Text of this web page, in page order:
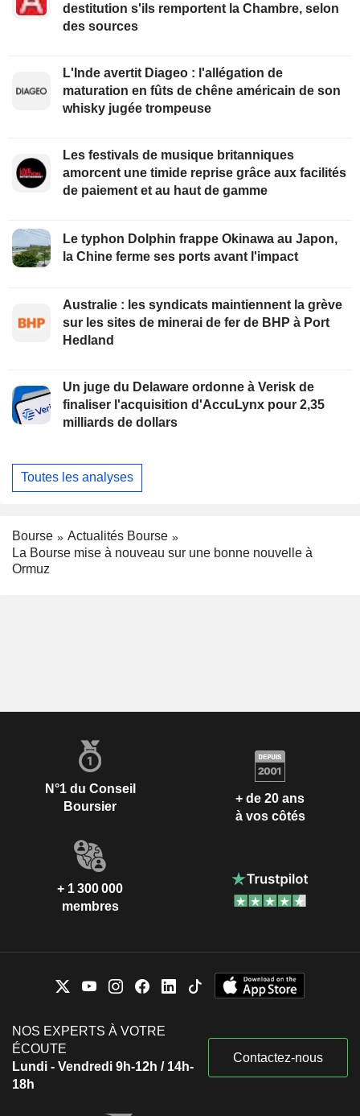
destitution s'ils remportent la Chambre, selon
des sources
L'Inde avertit Diageo : l'allégation de
maturation en fûts de chêne américain de son
whisky jugée trompeuse
Les festivals de musique britanniques
amorcent une timide reprise grâce aux facilités
de paiement et au haut de gamme
Le typhon Dolphin frappe Okinawa au Japon,
la Chine ferme ses ports avant l'impact
Australie : les syndicats maintiennent la grève
sur les sites de minerai de fer de BHP à Port
Hedland
Un juge du Delaware ordonne à Verisk de
finaliser l'acquisition d'AccuLynx pour 2,35
milliards de dollars
Toutes les analyses
Bourse
Actualités Bourse
La Bourse mise à nouveau sur une bonne nouvelle à
Ormuz
N°1 du Conseil
Boursier
+ de 20 ans
à vos côtés
+ 1 300 000
membres
NOS EXPERTS À VOTRE
ÉCOUTE
Lundi - Vendredi 9h-12h / 14h-
18h
Contactez-nous